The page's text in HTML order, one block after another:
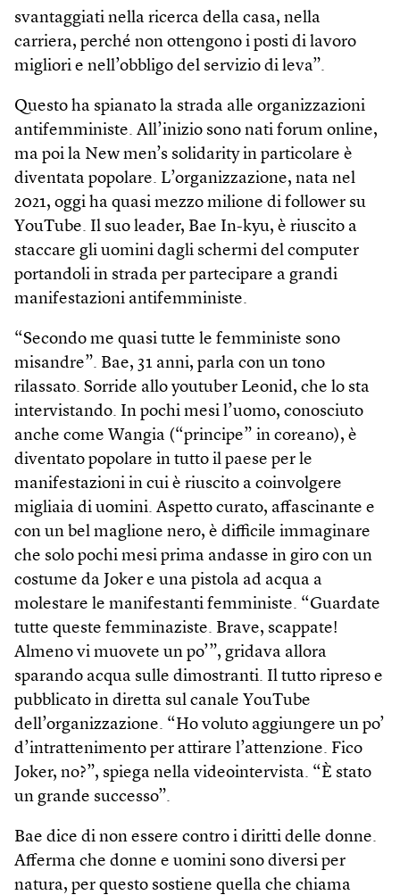
svantaggiati nella ricerca della casa, nella
carriera, perché non ottengono i posti di lavoro
migliori e nell’obbligo del servizio di leva”.
Questo ha spianato la strada alle organizzazioni
antifemministe. All’inizio sono nati forum online,
ma poi la New men’s solidarity in particolare è
diventata popolare. L’organizzazione, nata nel
2021, oggi ha quasi mezzo milione di follower su
YouTube. Il suo leader, Bae In-kyu, è riuscito a
staccare gli uomini dagli schermi del computer
portandoli in strada per partecipare a grandi
manifestazioni antifemministe.
“Secondo me quasi tutte le femministe sono
misandre”. Bae, 31 anni, parla con un tono
rilassato. Sorride allo youtuber Leonid, che lo sta
intervistando. In pochi mesi l’uomo, conosciuto
anche come Wangia (“principe” in coreano), è
diventato popolare in tutto il paese per le
manifestazioni in cui è riuscito a coinvolgere
migliaia di uomini. Aspetto curato, affascinante e
con un bel maglione nero, è difficile immaginare
che solo pochi mesi prima andasse in giro con un
costume da Joker e una pistola ad acqua a
molestare le manifestanti femministe. “Guardate
tutte queste femminaziste. Brave, scappate!
Almeno vi muovete un po’”, gridava allora
sparando acqua sulle dimostranti. Il tutto ripreso e
pubblicato in diretta sul canale YouTube
dell’organizzazione. “Ho voluto aggiungere un po’
d’intrattenimento per attirare l’attenzione. Fico
Joker, no?”, spiega nella videointervista. “È stato
un grande successo”.
Bae dice di non essere contro i diritti delle donne.
Afferma che donne e uomini sono diversi per
natura, per questo sostiene quella che chiama